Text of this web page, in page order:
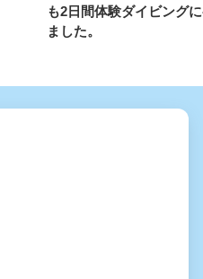
も2日間体験ダイビング
ました。